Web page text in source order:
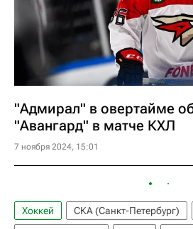
"Адмирал" в овертайме
"Авангард" в матче КХЛ
7 ноября 2024, 15:01
Хоккей СКА (Санкт-Петербург)